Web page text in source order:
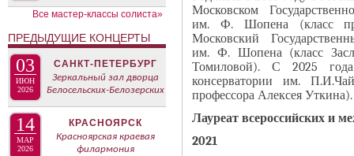
П
П
А
В
Л
А
Д
т
и
в
н
а
я
Московском
им. Ф. Шопена (класс
Московский
им. Ф. Шопена (класс
Томиловой). С 2025 года
консерватории им.
профессора Алексея Уткина).
Лауреат всероссийских и
2021
Все мастер-классы солиста»
ПРЕДЫДУЩИЕ КОНЦЕРТЫ
03
ИЮН
2026
САНКТ-ПЕТЕРБУРГ
Зеркальный зал дворца
Белосельских-Белозерских
14
МАР
2026
КРАСНОЯРСК
Красноярская краевая
филармония